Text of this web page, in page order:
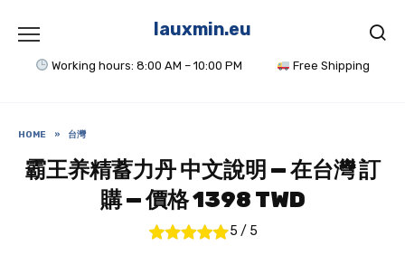
content
lauxmin.eu
Working hours: 8:00 AM – 10:00 PM Free Shipping
HOME » 台灣
霸王养精蓄力丹 中文說明 — 在台灣 訂
購 — 價格 1398 TWD
5 / 5